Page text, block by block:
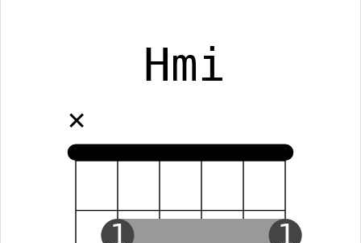
Hmi
✕
1 1